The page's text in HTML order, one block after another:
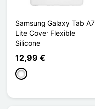
Samsung Galaxy Tab A7
Lite Cover Flexible
Silicone
12,99 €
Weiß